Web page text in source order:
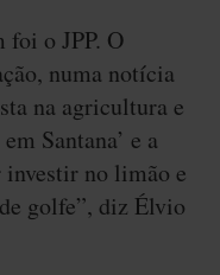
foi o JPP. O
numa notícia
na agricultura e
Santana’ e a
investir no limão e
golfe”, diz Élvio